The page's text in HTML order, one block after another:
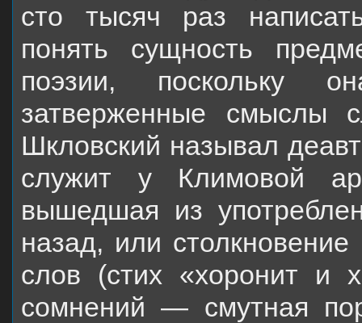
сто тысяч раз
понять сущность
поэзии, поскольку
затверженные смыслы
Шкловский называл
служит у Климовой
вышедшая из
назад, или
слов (стих «хоронит и
сомнений — смутная